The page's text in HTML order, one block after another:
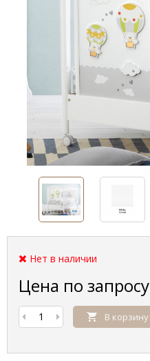
Нет в наличии
Цена по запросу
В корзину